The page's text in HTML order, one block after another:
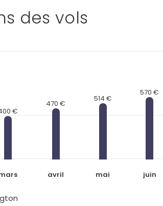
des vols
€
avril
470 €
mai
514 €
juin
570 €